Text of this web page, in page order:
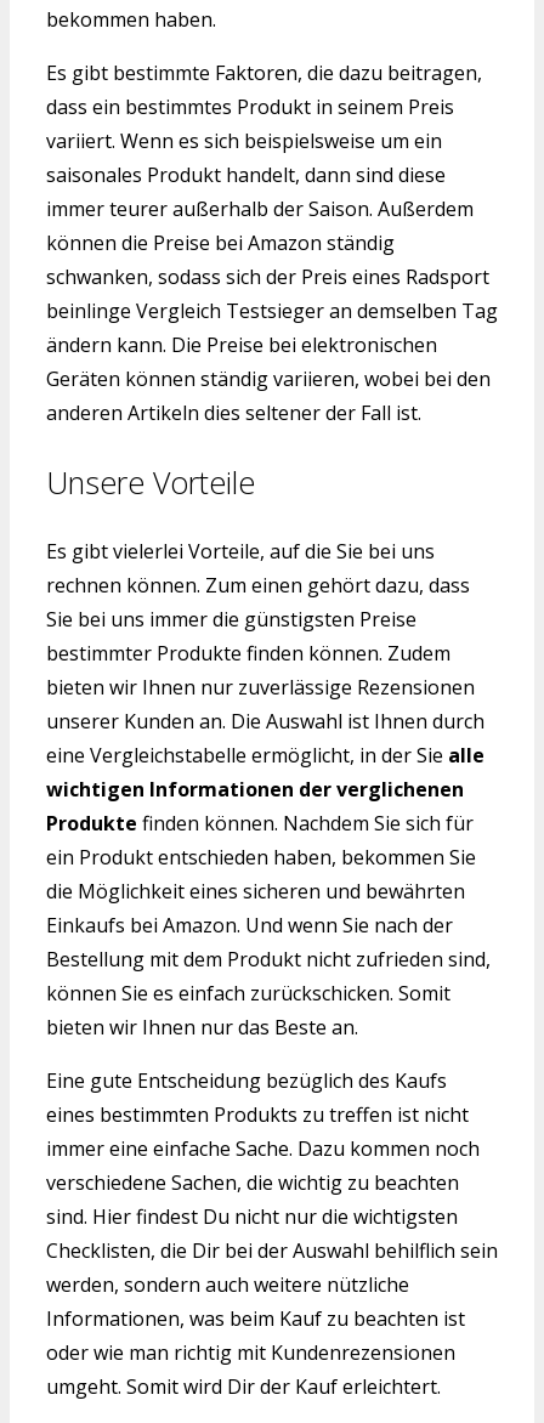
bekommen haben.
Es gibt bestimmte Faktoren, die dazu beitragen,
dass ein bestimmtes Produkt in seinem Preis
variiert. Wenn es sich beispielsweise um ein
saisonales Produkt handelt, dann sind diese
immer teurer außerhalb der Saison. Außerdem
können die Preise bei Amazon ständig
schwanken, sodass sich der Preis eines Radsport
beinlinge Vergleich Testsieger an demselben Tag
ändern kann. Die Preise bei elektronischen
Geräten können ständig variieren, wobei bei den
anderen Artikeln dies seltener der Fall ist.
Unsere Vorteile
Es gibt vielerlei Vorteile, auf die Sie bei uns
rechnen können. Zum einen gehört dazu, dass
Sie bei uns immer die günstigsten Preise
bestimmter Produkte finden können. Zudem
bieten wir Ihnen nur zuverlässige Rezensionen
unserer Kunden an. Die Auswahl ist Ihnen durch
eine Vergleichstabelle ermöglicht, in der Sie alle
wichtigen Informationen der verglichenen
Produkte finden können. Nachdem Sie sich für
ein Produkt entschieden haben, bekommen Sie
die Möglichkeit eines sicheren und bewährten
Einkaufs bei Amazon. Und wenn Sie nach der
Bestellung mit dem Produkt nicht zufrieden sind,
können Sie es einfach zurückschicken. Somit
bieten wir Ihnen nur das Beste an.
Eine gute Entscheidung bezüglich des Kaufs
eines bestimmten Produkts zu treffen ist nicht
immer eine einfache Sache. Dazu kommen noch
verschiedene Sachen, die wichtig zu beachten
sind. Hier findest Du nicht nur die wichtigsten
Checklisten, die Dir bei der Auswahl behilflich sein
werden, sondern auch weitere nützliche
Informationen, was beim Kauf zu beachten ist
oder wie man richtig mit Kundenrezensionen
umgeht. Somit wird Dir der Kauf erleichtert.